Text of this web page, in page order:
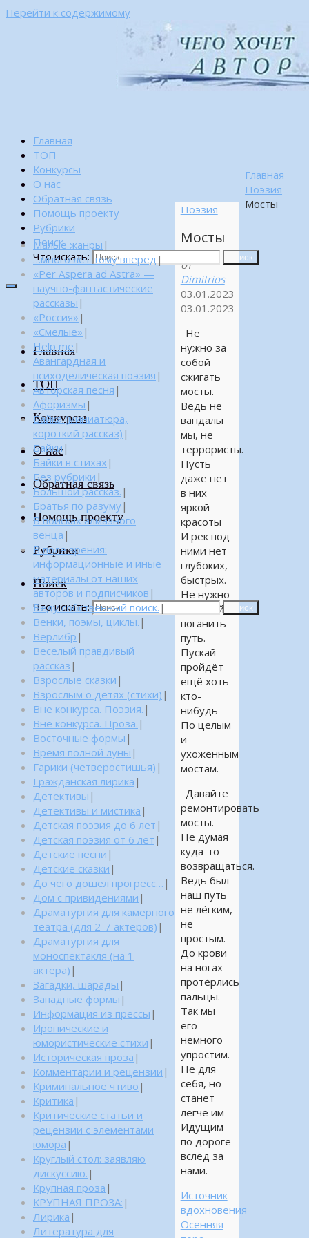
Перейти к содержимому
Главная
ТОП
Конкурсы
О нас
Обратная связь
Помощь проекту
Рубрики
Поиск
Что искать:
Поиск
Главная
ТОП
Конкурсы
О нас
Обратная связь
Помощь проекту
Рубрики
Поиск
Что искать: Поиск
Главная
Поэзия
Мосты
Поэзия
Мосты
от
Dimitrios
03.01.2023
03.01.2023
Не
нужно за
собой
сжигать
мосты.
Ведь не
вандалы
мы, не
террористы.
Пусть
даже нет
в них
яркой
красоты
И рек под
ними нет
глубоких,
быстрых.
Не нужно
за собой
поганить
путь.
Пускай
пройдёт
ещё хоть
кто-
нибудь
По целым
и
ухоженным
мостам.
Давайте
ремонтировать
мосты.
Не думая
куда-то
возвращаться.
Ведь был
наш путь
не лёгким,
не
простым.
До крови
на ногах
протёрлись
пальцы.
Так мы
его
немного
упростим.
Не для
себя, но
станет
легче им –
Идущим
по дороге
вслед за
нами.
Источник
вдохновения
Осенняя
Малые жанры |
…много лет тому вперед |
«Per Aspera ad Astra» —
научно-фантастические
рассказы |
«Россия» |
«Смелые» |
Help me|
Авангардная и
психоделическая поэзия |
Авторская песня |
Афоризмы |
Байка (миниатюра,
короткий рассказ) |
Байки|
Байки в стихах |
Без рубрики |
Большой рассказ. |
Братья по разуму|
В поисках алмазного
венца |
В поле зрения:
информационные и иные
материалы от наших
авторов и подписчиков |
Веду собственный поиск. |
Венки, поэмы, циклы. |
Верлибр |
Веселый правдивый
рассказ |
Взрослые сказки |
Взрослым о детях (стихи) |
Вне конкурса. Поэзия. |
Вне конкурса. Проза. |
Восточные формы |
Время полной луны |
Гарики (четверостишья) |
Гражданская лирика |
Детективы |
Детективы и мистика |
Детская поэзия до 6 лет |
Детская поэзия от 6 лет |
Детские песни |
Детские сказки |
До чего дошел прогресс… |
Дом с привидениями |
Драматургия для камерного
театра (для 2-7 актеров) |
Драматургия для
моноспектакля (на 1
актера) |
Загадки, шарады |
Западные формы |
Информация из прессы |
Иронические и
юмористические стихи |
Историческая проза |
Комментарии и рецензии |
Криминальное чтиво |
Критика |
Критические статьи и
рецензии с элементами
юмора |
Круглый стол: заявляю
дискуссию. |
Крупная проза |
КРУПНАЯ ПРОЗА: |
Лирика |
Литература для